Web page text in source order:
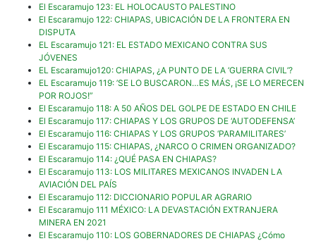
El Escaramujo 123: EL HOLOCAUSTO PALESTINO
El Escaramujo 122: CHIAPAS, UBICACIÓN DE LA FRONTERA EN
DISPUTA
EL Escaramujo 121: EL ESTADO MEXICANO CONTRA SUS
JÓVENES
EL Escaramujo120: CHIAPAS, ¿A PUNTO DE LA ‘GUERRA CIVIL’?
EL Escaramujo 119: ’SE LO BUSCARON…ES MÁS, ¡SE LO MERECEN
POR ROJOS!”
El Escaramujo 118: A 50 AÑOS DEL GOLPE DE ESTADO EN CHILE
El Escaramujo 117: CHIAPAS Y LOS GRUPOS DE ‘AUTODEFENSA’
El Escaramujo 116: CHIAPAS Y LOS GRUPOS ‘PARAMILITARES’
El Escaramujo 115: CHIAPAS, ¿NARCO O CRIMEN ORGANIZADO?
El Escaramujo 114: ¿QUÉ PASA EN CHIAPAS?
El Escaramujo 113: LOS MILITARES MEXICANOS INVADEN LA
AVIACIÓN DEL PAÍS
El Escaramujo 112: DICCIONARIO POPULAR AGRARIO
El Escaramujo 111 MÉXICO: LA DEVASTACIÓN EXTRANJERA
MINERA EN 2021
El Escaramujo 110: LOS GOBERNADORES DE CHIAPAS ¿Cómo